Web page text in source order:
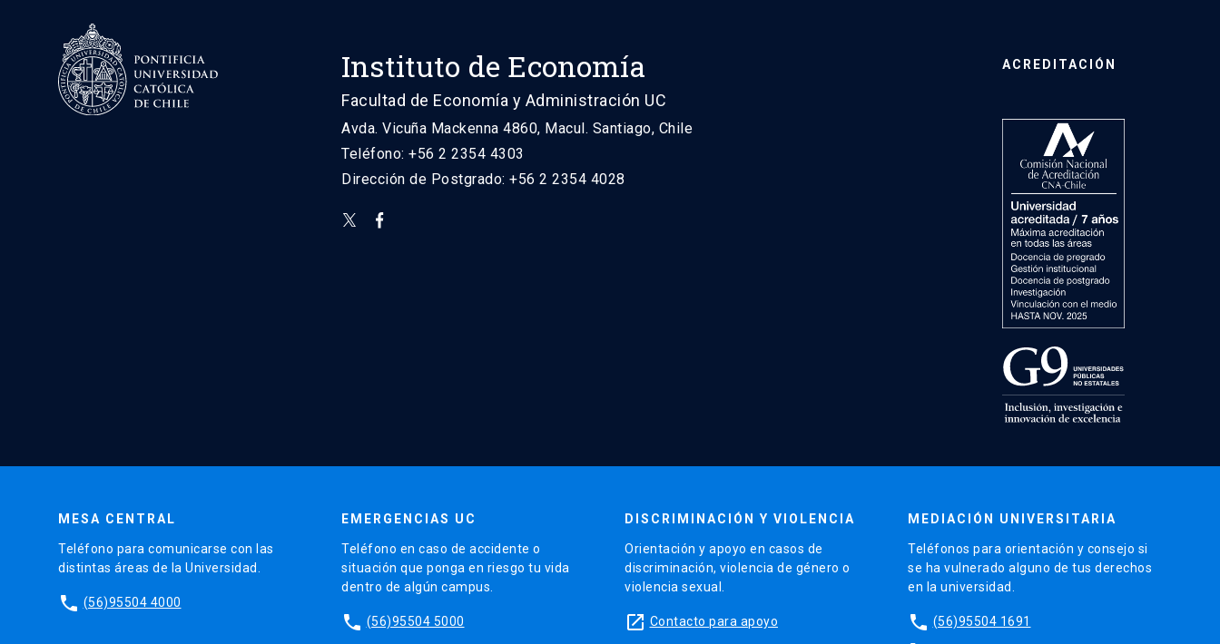
Instituto de Economía
Facultad de Economía y Administración UC
Avda. Vicuña Mackenna 4860, Macul. Santiago, Chile
Teléfono: +56 2 2354 4303
Dirección de Postgrado: +56 2 2354 4028
ACREDITACIÓN
MESA CENTRAL
Teléfono para comunicarse con las
distintas áreas de la Universidad.
phone (56)95504 4000
EMERGENCIAS UC
Teléfono en caso de accidente o
situación que ponga en riesgo tu vida
dentro de algún campus.
phone (56)95504 5000
DISCRIMINACIÓN Y VIOLENCIA
Orientación y apoyo en casos de
discriminación, violencia de género o
violencia sexual.
launch Contacto para apoyo
MEDIACIÓN UNIVERSITARIA
Teléfonos para orientación y consejo si
se ha vulnerado alguno de tus derechos
en la universidad.
phone (56)95504 1691